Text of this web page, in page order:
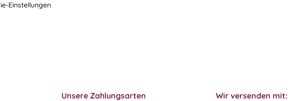
Einstellungen
Unsere Zahlungsarten Wir versenden mit: